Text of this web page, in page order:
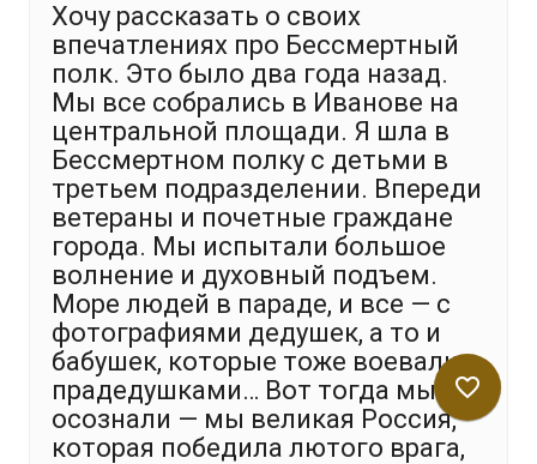
Хочу рассказать о своих
впечатлениях про Бессмертный
полк. Это было два года назад.
Мы все собрались в Иванове на
центральной площади. Я шла в
Бессмертном полку с детьми в
третьем подразделении. Впереди
ветераны и почетные граждане
города. Мы испытали большое
волнение и духовный подъем.
Море людей в параде, и все — с
фотографиями дедушек, а то и
бабушек, которые тоже воевали,
прадедушками… Вот тогда мы
осознали — мы великая Россия,
которая победила лютого врага,
favorite_border